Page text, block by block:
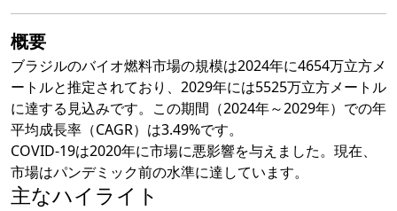
概要
ブラジルのバイオ燃料市場の規模は2024年に4654万立方メ
ートルと推定されており、2029年には5525万立方メートル
に達する見込みです。この期間（2024年～2029年）での年
平均成長率（CAGR）は3.49%です。
COVID-19は2020年に市場に悪影響を与えました。現在、
市場はパンデミック前の水準に達しています。
主なハイライト